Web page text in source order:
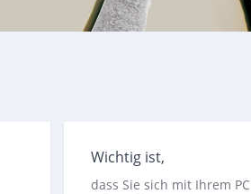
Wichtig ist,
dass Sie sich mit Ihrem PC